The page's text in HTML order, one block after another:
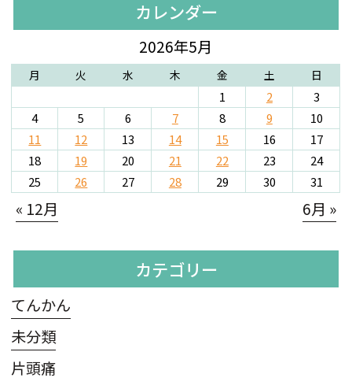
カレンダー
2026年5月
月 火 水 木 金 土 日
1 2
3
4
5 6 7 8 9
10
11
12 13 14 15 16
17
18
19 20 21 22 23
24
25
26 27 28 29 30 31
« 12月 6月 »
カテゴリー
てんかん
未分類
片頭痛